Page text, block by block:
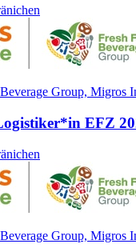
Group, Migros
EFZ
Group, Migros